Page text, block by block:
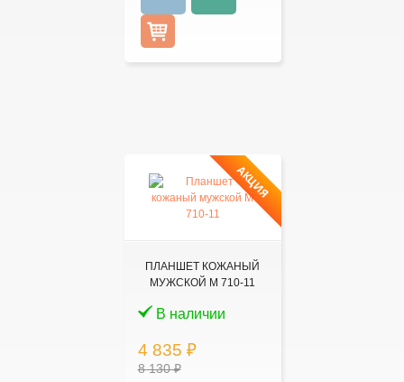
АКЦИЯ
ПЛАНШЕТ КОЖАНЫЙ
МУЖСКОЙ M 710-11
В наличии
4 835 ₽
8 130 ₽